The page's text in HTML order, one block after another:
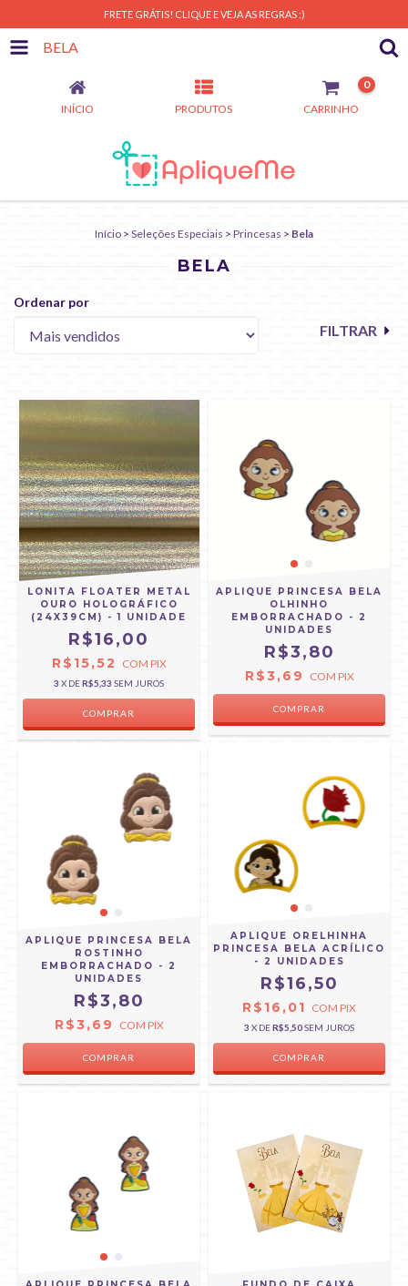
FRETE GRÁTIS! CLIQUE E VEJA AS REGRAS :)
BELA
INÍCIO PRODUTOS CARRINHO
0
Início > Seleções Especiais > Princesas > Bela
BELA
Ordenar por
FILTRAR
LONITA FLOATER METAL
OURO HOLOGRÁFICO
(24X39CM) - 1 UNIDADE
R$16,00
R$15,52 COM PIX
3 X DER$5,33 SEM JUROS
APLIQUE PRINCESA BELA
OLHINHO
EMBORRACHADO - 2
UNIDADES
R$3,80
R$3,69 COM PIX
APLIQUE PRINCESA BELA
ROSTINHO
EMBORRACHADO - 2
UNIDADES
R$3,80
R$3,69 COM PIX
APLIQUE ORELHINHA
PRINCESA BELA ACRÍLICO
- 2 UNIDADES
R$16,50
R$16,01 COM PIX
3 X DER$5,50SEM JUROS